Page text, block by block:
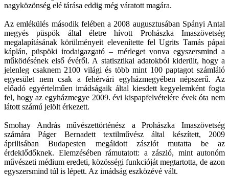
nagyközönség elé tárása eddig még váratott magára.
Az emlékülés második felében a 2008 augusztusában Spányi Antal
megyés püspök által életre hívott Prohászka Imaszövetség
megalapításának körülményeit elevenítette fel Ugrits Tamás pápai
káplán, püspöki irodaigazgató – mérleget vonva egyszersmind a
működésének első évéről. A statisztikai adatokból kiderült, hogy a
jelenleg csaknem 2100 világi és több mint 100 paptagot számláló
egyesület nem csak a fehérvári egyházmegyében népszerű. Az
előadó egyértelműen imádságaik által kiesdett kegyelemként fogta
fel, hogy az egyházmegye 2009. évi kispapfelvételére évek óta nem
látott számú jelölt érkezett.
Smohay András művészettörténész a Prohászka Imaszövetség
számára Páger Bernadett textilművész által készített, 2009
áprilisában Budapesten megáldott zászlót mutatta be az
érdeklődőknek. Elemzésében rámutatott: a zászló, mint autonóm
művészeti médium eredeti, közösségi funkcióját megtartotta, de azon
egyszersmind túl is lépett. Az imádság eszközévé vált.